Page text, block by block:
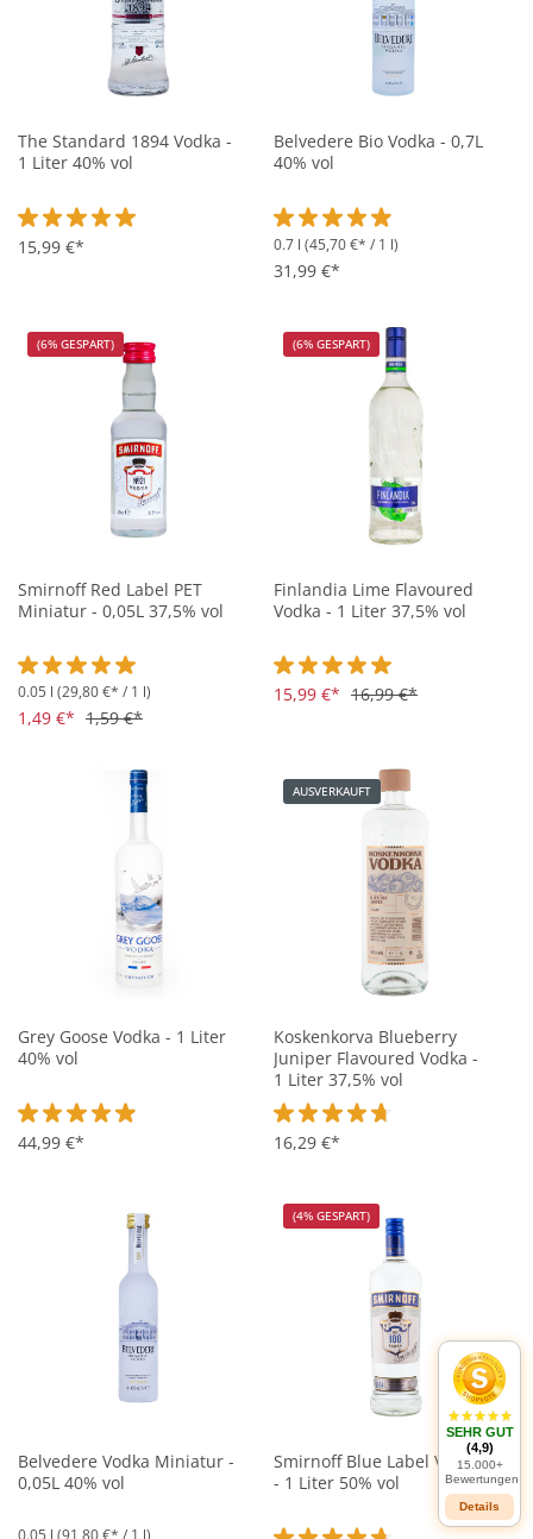
The Standard 1894 Vodka -
1 Liter 40% vol
Durchschnittliche Bewertung von 5 von 5 Sternen
15,99 €*
Belvedere Bio Vodka - 0,7L
40% vol
Durchschnittliche Bewertung
0.7 l (45,70 €* / 1 l)
31,99 €*
(6% GESPART)
Smirnoff Red Label PET
Miniatur - 0,05L 37,5% vol
Durchschnittliche Bewertung von 5 von 5 Sternen
0.05 l (29,80 €* / 1 l)
1,49 €* 1,59 €*
(6% GESPART)
Finlandia Lime Flavoured
Vodka - 1 Liter 37,5% vol
Durchschnittliche Bewertung
15,99 €* 16,99 €*
Grey Goose Vodka - 1 Liter
40% vol
Durchschnittliche Bewertung von 4.9 von 5 Sternen
44,99 €*
AUSVERKAUFT
Koskenkorva Blueberry
Juniper Flavoured Vodka -
1 Liter 37,5% vol
Durchschnittliche Bewertung
16,29 €*
Belvedere Vodka Miniatur -
0,05L 40% vol
0.05 l (91,80 €* / 1 l)
(4% GESPART)
Smirnoff Blue Label Vodka
- 1 Liter 50% vol
SEHR GUT
(4,9)
15.000+
Bewertungen
Details